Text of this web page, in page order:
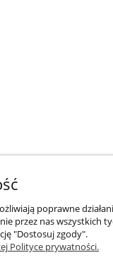
poprawne
przez nas wszystkich
"Dostosuj zgody".
Polityce prywatności.